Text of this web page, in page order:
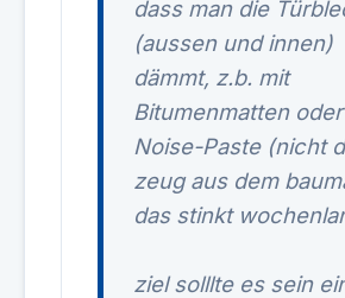
dass man die
(aussen und innen)
dämmt, z.b. mit
Bitumenmatten
Noise-Paste (nicht
zeug aus dem
das stinkt
ziel solllte es sein